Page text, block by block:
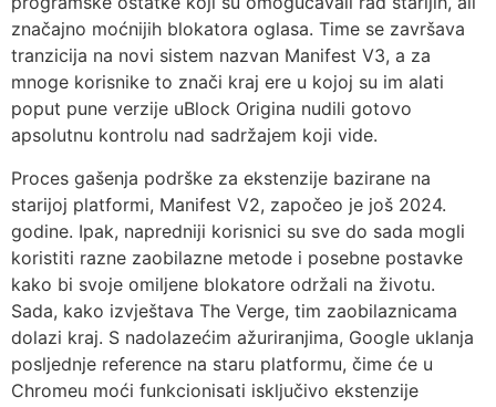
značajno moćnijih blokatora oglasa. Time se završava
tranzicija na novi sistem nazvan Manifest V3, a za
mnoge korisnike to znači kraj ere u kojoj su im alati
poput pune verzije uBlock Origina nudili gotovo
apsolutnu kontrolu nad sadržajem koji vide.
Proces gašenja podrške za ekstenzije bazirane na
starijoj platformi, Manifest V2, započeo je još 2024.
godine. Ipak, napredniji korisnici su sve do sada mogli
koristiti razne zaobilazne metode i posebne postavke
kako bi svoje omiljene blokatore održali na životu.
Sada, kako izvještava The Verge, tim zaobilaznicama
dolazi kraj. S nadolazećim ažuriranjima, Google uklanja
posljednje reference na staru platformu, čime će u
Chromeu moći funkcionisati isključivo ekstenzije